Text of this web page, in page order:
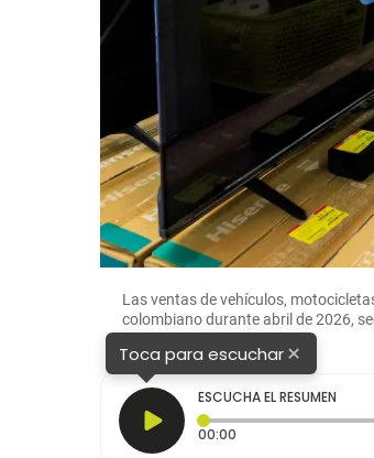
Las ventas de vehículos,
colombiano durante abril de 2026,
Toca para escuchar×
ESCUCHA EL RESUMEN
00:00